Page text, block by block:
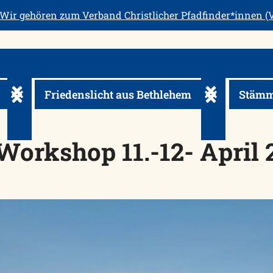
Wir gehören zum Verband Christlicher Pfadfinder*innen
Untermenü ein-/ausklappen
Friedenslicht aus Bethlehem Untermenü
11.-12- April